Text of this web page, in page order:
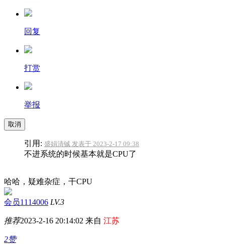
回复
打赏
举报
取消
引用: 盛娟清铖 发表于 2023-2-17 09:38
不进系统的时候基本就是CPU了
哈哈，疑难杂症，干CPU
会员1114006 LV.3
推荐2023-2-16 20:14:02 来自 江苏
2赞